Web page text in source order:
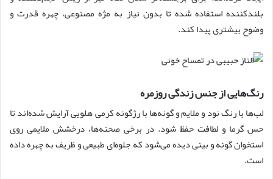
بلندکننده استفاده شده تا بدون نیاز به مژه مصنوعی، چهره قدرت و
وضوح بیشتری پیدا کند.
رنگ‌هایی از جنس زندگی روزمره
لب‌ها با رنگ نود و ملایم و گونه‌ها با رژگونه کرمی هلویی آرایش شده‌اند تا
حس گرما و لطافت حفظ شود. در برخی صحنه‌ها، درخشش ملایمی روی
استخوان گونه و بینی دیده می‌شود که جلوه‌ای طبیعی و ظریف به چهره داده
است.